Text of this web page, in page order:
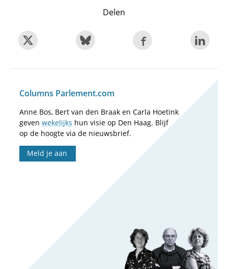
Delen
Columns Parlement.com
Anne Bos, Bert van den Braak en Carla Hoetink
geven wekelijks hun visie op Den Haag. Blijf
op de hoogte via de nieuwsbrief.
Meld je aan